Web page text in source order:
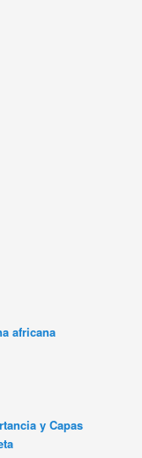
africana
y Capas